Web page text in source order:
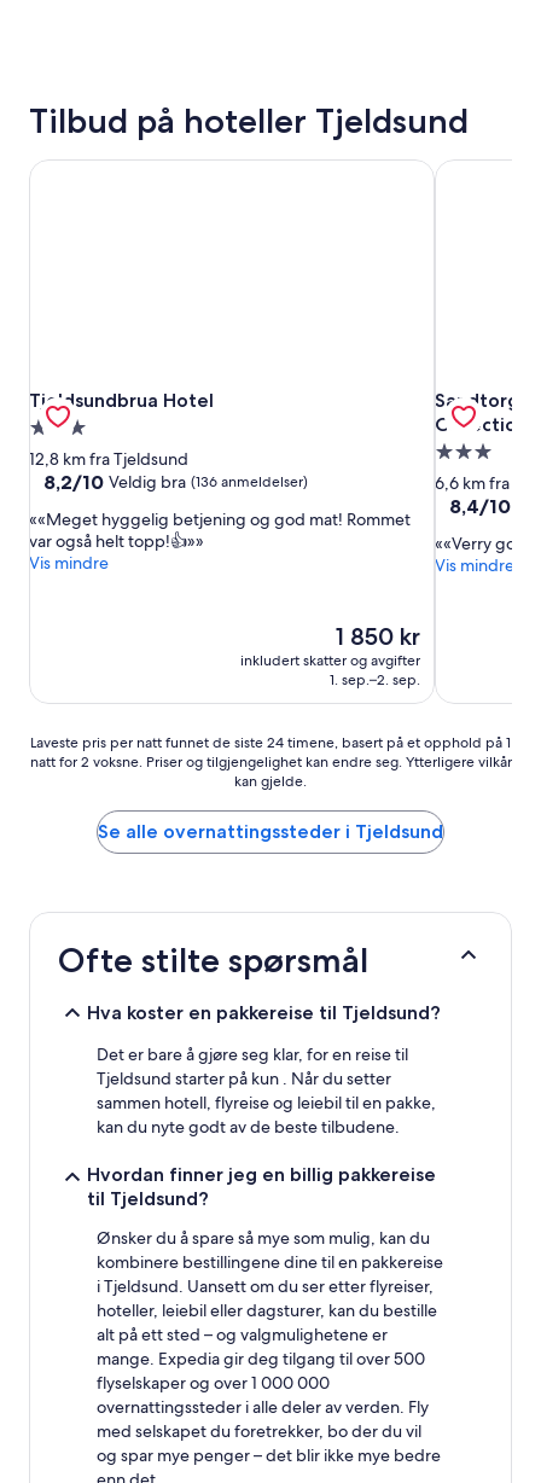
Tilbud på hoteller Tjeldsund
Tjeldsundbrua Hotel
Tjeldsundbrua Hotel
Overnattingssted
med
3.0
12,8 km fra Tjeldsund
8.2
10,
Veldig
bra,
8,2/10 Veldig bra (136 anmeldelser)
«Meget hyggelig betjening og god mat! Rommet
var også helt topp!👍»
Vis mindre
Prisen
er
1 850 kr
1 850 kr
inkludert skatter og avgifter
1. sep.–2. sep.
Tjeldsundbrua Hotel
Collection
med
3.0
6,6 km fra
8.4
10,
Veldig
8,4/10
«Verry good
Vis mindre
Laveste
pris
timene,
opphold
tilgjengelighet
Ytterligere
Laveste pris per natt funnet de siste 24 timene, basert på et opphold på 1
natt for 2 voksne. Priser og tilgjengelighet kan endre seg. Ytterligere vilkår
kan gjelde.
Se alle overnattingssteder i Tjeldsund
Ofte stilte spørsmål
Hva koster en pakkereise til Tjeldsund?
Det er bare å gjøre seg klar, for en reise til
Tjeldsund starter på kun . Når du setter
sammen hotell, flyreise og leiebil til en pakke,
kan du nyte godt av de beste tilbudene.
Hvordan finner jeg en billig pakkereise
til Tjeldsund?
Ønsker du å spare så mye som mulig, kan du
kombinere bestillingene dine til en pakkereise
i Tjeldsund. Uansett om du ser etter flyreiser,
hoteller, leiebil eller dagsturer, kan du bestille
alt på ett sted – og valgmulighetene er
mange. Expedia gir deg tilgang til over 500
flyselskaper og over 1 000 000
overnattingssteder i alle deler av verden. Fly
med selskapet du foretrekker, bo der du vil
og spar mye penger – det blir ikke mye bedre